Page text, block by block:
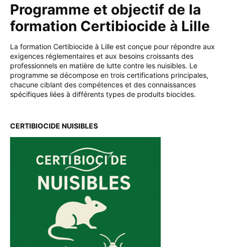
Programme et objectif de la
formation Certibiocide à Lille
La formation Certibiocide à Lille est conçue pour répondre aux
exigences réglementaires et aux besoins croissants des
professionnels en matière de lutte contre les nuisibles. Le
programme se décompose en trois certifications principales,
chacune ciblant des compétences et des connaissances
spécifiques liées à différents types de produits biocides.
CERTIBIOCIDE NUISIBLES